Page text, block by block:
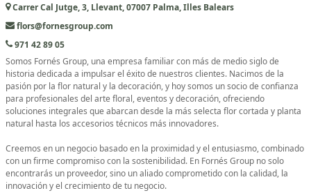
Carrer Cal Jutge, 3, Llevant, 07007 Palma, Illes Balears
flors@fornesgroup.com
971 42 89 05
Somos Fornés Group, una empresa familiar con más de medio siglo de
historia dedicada a impulsar el éxito de nuestros clientes. Nacimos de la
pasión por la flor natural y la decoración, y hoy somos un socio de confianza
para profesionales del arte floral, eventos y decoración, ofreciendo
soluciones integrales que abarcan desde la más selecta flor cortada y planta
natural hasta los accesorios técnicos más innovadores.
Creemos en un negocio basado en la proximidad y el entusiasmo, combinado
con un firme compromiso con la sostenibilidad. En Fornés Group no solo
encontrarás un proveedor, sino un aliado comprometido con la calidad, la
innovación y el crecimiento de tu negocio.